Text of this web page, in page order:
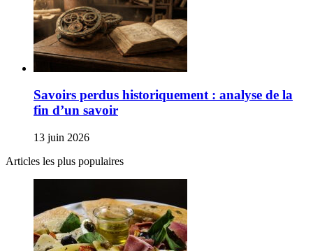
Savoirs perdus historiquement : analyse de la
fin d’un savoir
13 juin 2026
Articles les plus populaires